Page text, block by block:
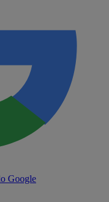
Google